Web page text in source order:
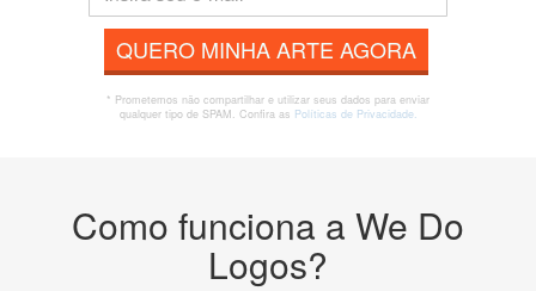
QUERO MINHA ARTE AGORA
* Prometemos não compartilhar e utilizar seus dados para enviar
qualquer tipo de SPAM. Confira as Políticas de Privacidade.
Como funciona a We Do
Logos?